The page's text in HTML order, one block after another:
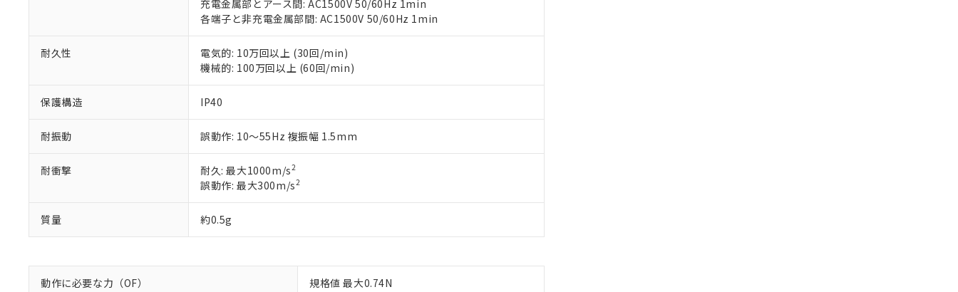
充電金属部とアース間: AC1500V 50/60Hz 1min
各端子と非充電金属部間: AC1500V 50/60Hz 1min
耐久性
電気的: 10万回以上 (30回/min)
機械的: 100万回以上 (60回/min)
保護構造 IP40
耐振動 誤動作: 10～55Hz 複振幅 1.5mm
耐衝撃 耐久: 最大1000m/s2
誤動作: 最大300m/s2
質量 約0.5g
動作に必要な力（OF） 規格値 最大0.74N
い。
正式な納期状況および標準価格はお客様のお取引先、またはお客様担当のオムロン制御機器販売店・
当社販売員にご相談ください。
オムロン制御機器販売店や当社販売拠点は「
在庫状況および標準価格結果を当社の事前の承諾なく第三者に漏洩または開示しないようお願いしま
お客様が当ウェブサイト上で当社にご登録された部品リストについて、当社および当社の共同利用者
が、当社の製品・サービスに関するお客様との取引・商談に必要な範囲で利用することをご了承くだ
さい。
※当社の共同利用者とは、
いる法人を指します。
※2 対応予定月
部品在庫の切り替え状況などにより、予定月が前後することがあります。
下記の非含有証明書をダウンロードすることができます。
EU RoHS指令（10物質）の非含有証明書
51物質の非含有証明書（当社基準）
※本証明書は発行日時点で非含有を証明するもので、過去に遡って非含有を証明するものではありません。
また、RoHS指令のフタル酸エステル類４物質の対応では、対応完了までの期間は出荷製品に未対応品が
DEHP(フタル酸ビス(2-エチルヘキシル)) : 1000ppm
※2 環境保護使用期限
「ｅ」：有害物質（10物質）のすべてが基準値以下であることを示します。
当社は貴社製品を、核兵器、ミサイル、化学兵器、生物兵器またはその他武器並びにこれらの製造装
置等に一切使用いたしません。
当社は、貴社製品を第三者に販売する場合は、上記1、2および3の内容を当該第三者に通知します。
また当社は、販売先および販売に係わる関係者が違法に輸出するおそれがある場合は、取り引きをい
たしません。
△ 一定数には満たないが在庫あり
－
在庫なし(最新の在庫状況については、お客様のお取引先、またはお客様担当のオムロン制御
機器販売店・当社販売員にご確認ください)
空
白
受注生産機種、また在庫状況の情報を公開していない機種